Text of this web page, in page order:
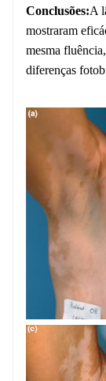
Conclusões:A
mostraram
mesma
diferenças